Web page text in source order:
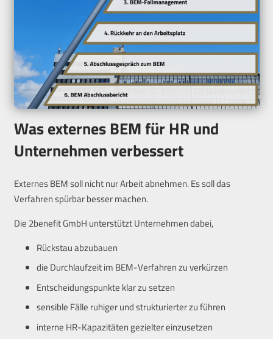
Was externes BEM für HR und
Unternehmen verbessert
Externes BEM soll nicht nur Arbeit abnehmen. Es soll das
Verfahren spürbar besser machen.
Die 2benefit GmbH unterstützt Unternehmen dabei,
Rückstau abzubauen
die Durchlaufzeit im BEM-Verfahren zu verkürzen
Entscheidungspunkte klar zu setzen
sensible Fälle ruhiger und strukturierter zu führen
interne HR-Kapazitäten gezielter einzusetzen